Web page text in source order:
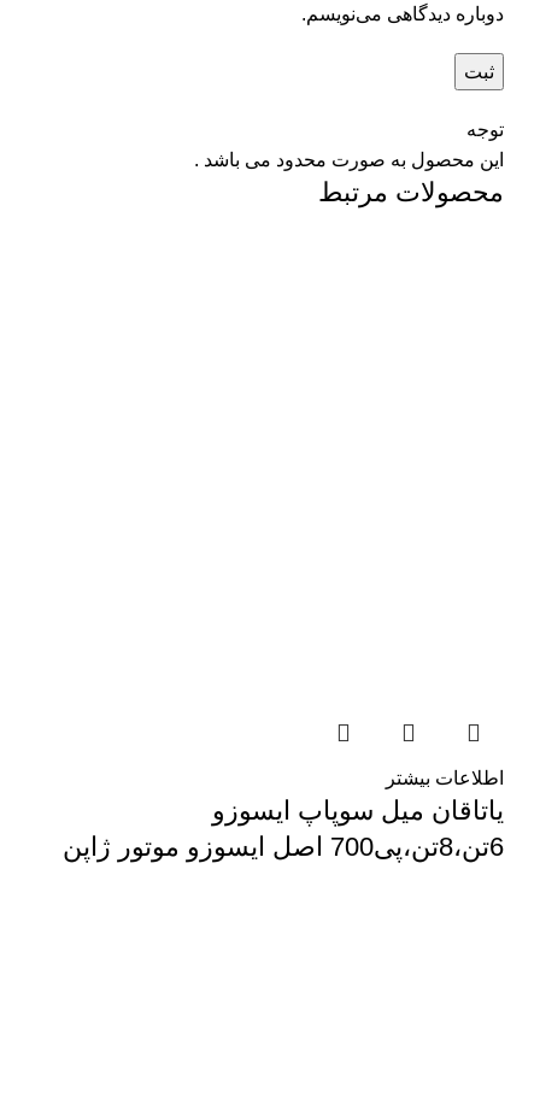
دوباره دیدگاهی می‌نویسم.
توجه
این محصول به صورت محدود می باشد .
محصولات مرتبط
اطلاعات بیشتر
یاتاقان میل سوپاپ ایسوزو
6تن،8تن،پی700 اصل ایسوزو موتور ژاپن